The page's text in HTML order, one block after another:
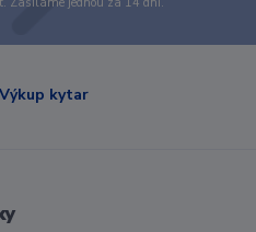
Výkup kytar